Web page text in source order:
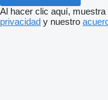
Al hacer clic aquí,
privacidad y nuestro